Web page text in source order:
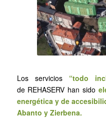
Los servicios “todo
de REHASERV han sido
energética y de
Abanto y Zierbena.